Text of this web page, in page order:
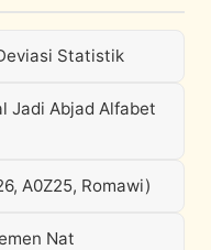
Statistik
Jadi Abjad Alfabet
A0Z25, Romawi)
Nat